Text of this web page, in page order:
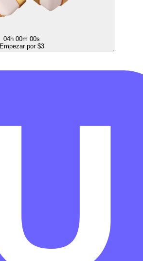
04h 00m 00s
Empezar por $3